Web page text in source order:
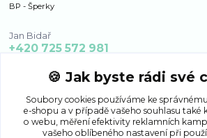
BP - Šperky
Jan Bidař
+420 725 572 981
🍪 Jak byste rádi své
Soubory cookies používáme ke
e-shopu a v případě vašeho souhlasu také
o webu, měření efektivity reklamních
vašeho oblíbeného nastavení při